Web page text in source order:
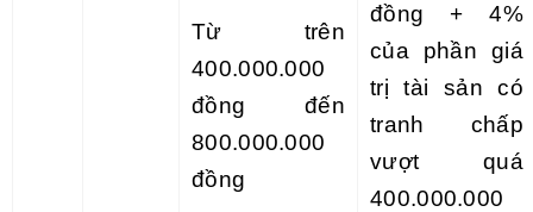
Từ trên
400.000.000
đồng đến
800.000.000
đồng
đồng + 4%
của phần giá
trị tài sản có
tranh chấp
vượt quá
400.000.000